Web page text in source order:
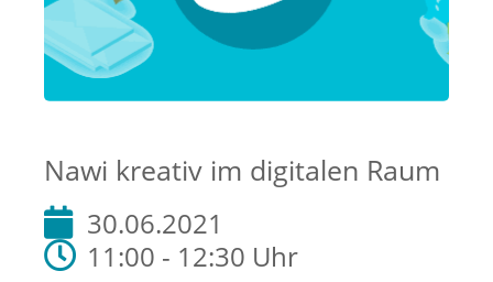
Nawi kreativ im digitalen Raum
30.06.2021
11:00 - 12:30 Uhr